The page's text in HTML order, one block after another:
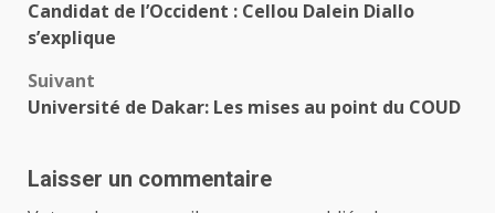
d’article
Candidat de l’Occident : Cellou Dalein Diallo
s’explique
Suivant
Université de Dakar: Les mises au point du COUD
Laisser un commentaire